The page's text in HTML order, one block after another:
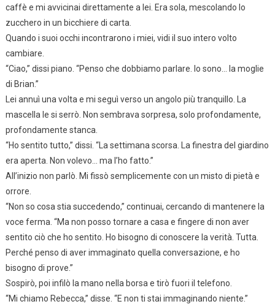
caffè e mi avvicinai direttamente a lei. Era sola, mescolando lo
zucchero in un bicchiere di carta.
Quando i suoi occhi incontrarono i miei, vidi il suo intero volto
cambiare.
“Ciao,” dissi piano. “Penso che dobbiamo parlare. Io sono… la moglie
di Brian.”
Lei annuì una volta e mi seguì verso un angolo più tranquillo. La
mascella le si serrò. Non sembrava sorpresa, solo profondamente,
profondamente stanca.
“Ho sentito tutto,” dissi. “La settimana scorsa. La finestra del giardino
era aperta. Non volevo… ma l’ho fatto.”
All’inizio non parlò. Mi fissò semplicemente con un misto di pietà e
orrore.
“Non so cosa stia succedendo,” continuai, cercando di mantenere la
voce ferma. “Ma non posso tornare a casa e fingere di non aver
sentito ciò che ho sentito. Ho bisogno di conoscere la verità. Tutta.
Perché penso di aver immaginato quella conversazione, e ho
bisogno di prove.”
Sospirò, poi infilò la mano nella borsa e tirò fuori il telefono.
“Mi chiamo Rebecca,” disse. “E non ti stai immaginando niente.”